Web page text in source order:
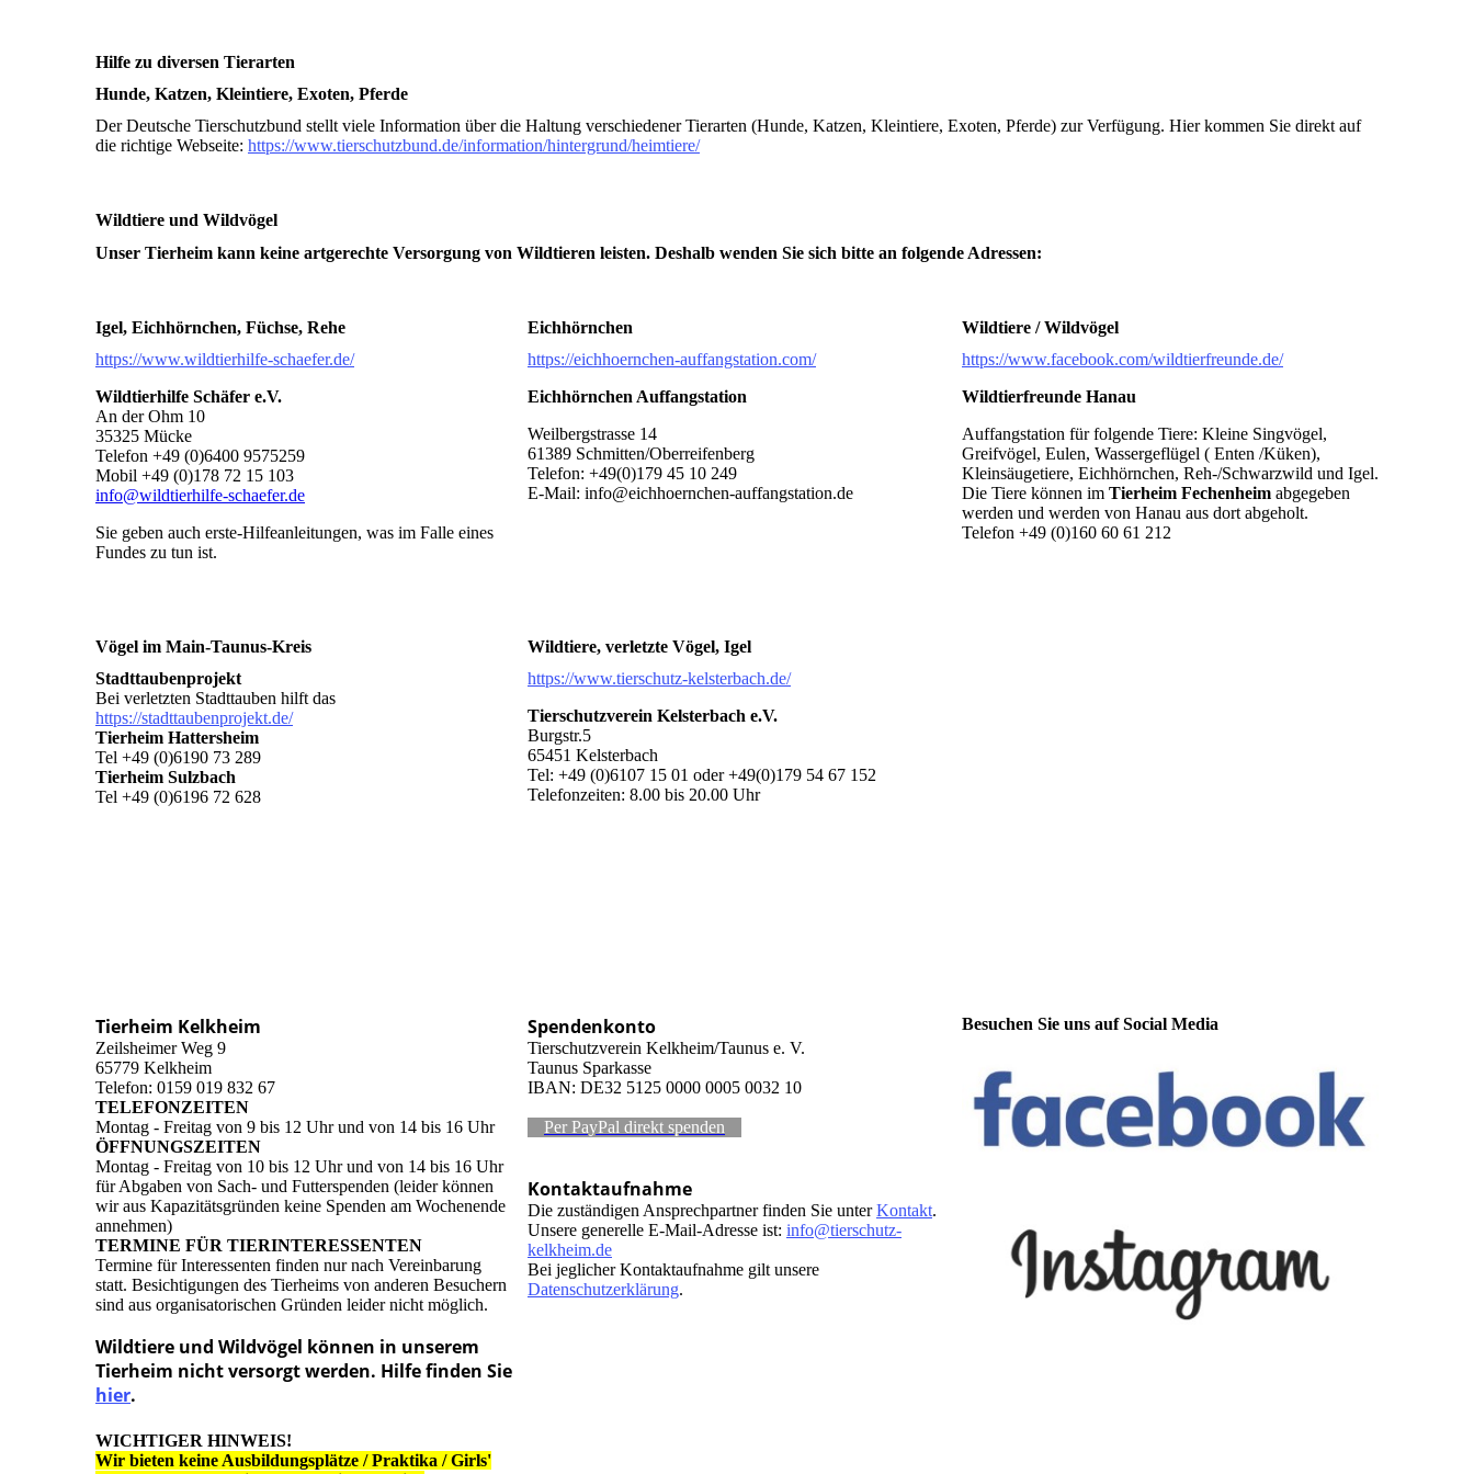
Hilfe zu diversen Tierarten
Hunde, Katzen, Kleintiere, Exoten, Pferde
Der Deutsche Tierschutzbund stellt viele Information über die Haltung verschiedener Tierarten (Hunde, Katzen, Kleintiere, Exoten, Pferde) zur Verfügung. Hier kommen Sie direkt auf
die richtige Webseite: https://www.tierschutzbund.de/information/hintergrund/heimtiere/
Wildtiere und Wildvögel
Unser Tierheim kann keine artgerechte Versorgung von Wildtieren leisten. Deshalb wenden Sie sich bitte an folgende Adressen:
Igel, Eichhörnchen, Füchse, Rehe
https://www.wildtierhilfe-schaefer.de/
Wildtierhilfe Schäfer e.V.
An der Ohm 10
35325 Mücke
Telefon +49 (0)6400 9575259
Mobil +49 (0)178 72 15 103
info@wildtierhilfe-schaefer.de
Sie geben auch erste-Hilfeanleitungen, was im Falle eines
Fundes zu tun ist.
Eichhörnchen
https://eichhoernchen-auffangstation.com/
Eichhörnchen Auffangstation
Weilbergstrasse 14
61389 Schmitten/Oberreifenberg
Telefon: +49(0)179 45 10 249
E-Mail: info@eichhoernchen-auffangstation.de
Wildtiere / Wildvögel
https://www.facebook.com/wildtierfreunde.de/
Wildtierfreunde Hanau
Auffangstation für folgende Tiere: Kleine Singvögel,
Greifvögel, Eulen, Wassergeflügel ( Enten /Küken),
Kleinsäugetiere, Eichhörnchen, Reh-/Schwarzwild und Igel.
Die Tiere können im Tierheim Fechenheim abgegeben
werden und werden von Hanau aus dort abgeholt.
Telefon +49 (0)160 60 61 212
Vögel im Main-Taunus-Kreis
Stadttaubenprojekt
Bei verletzten Stadttauben hilft das
https://stadttaubenprojekt.de/
Tierheim Hattersheim
Tel +49 (0)6190 73 289
Tierheim Sulzbach
Tel +49 (0)6196 72 628
Wildtiere, verletzte Vögel, Igel
https://www.tierschutz-kelsterbach.de/
Tierschutzverein Kelsterbach e.V.
Burgstr.5
65451 Kelsterbach
Tel: +49 (0)6107 15 01 oder +49(0)179 54 67 152
Telefonzeiten: 8.00 bis 20.00 Uhr
Tierheim Kelkheim
Zeilsheimer Weg 9
65779 Kelkheim
Telefon: 0159 019 832 67
TELEFONZEITEN
Montag - Freitag von 9 bis 12 Uhr und von 14 bis 16 Uhr
ÖFFNUNGSZEITEN
Montag - Freitag von 10 bis 12 Uhr und von 14 bis 16 Uhr
für Abgaben von Sach- und Futterspenden (leider können
wir aus Kapazitätsgründen keine Spenden am Wochenende
annehmen)
TERMINE FÜR TIERINTERESSENTEN
Termine für Interessenten finden nur nach Vereinbarung
statt. Besichtigungen des Tierheims von anderen Besuchern
sind aus organisatorischen Gründen leider nicht möglich.
Wildtiere und Wildvögel können in unserem
Tierheim nicht versorgt werden. Hilfe finden Sie
hier.
WICHTIGER HINWEIS!
Wir bieten keine Ausbildungsplätze / Praktika / Girls'
Spendenkonto
Tierschutzverein Kelkheim/Taunus e. V.
Taunus Sparkasse
IBAN: DE32 5125 0000 0005 0032 10
Per PayPal direkt spenden
Kontaktaufnahme
Die zuständigen Ansprechpartner finden Sie unterKontakt.
Unsere generelle E-Mail-Adresse ist: info@tierschutz-
kelkheim.de
Bei jeglicher Kontaktaufnahme gilt unsere
Datenschutzerklärung.
Besuchen Sie uns auf Social Media